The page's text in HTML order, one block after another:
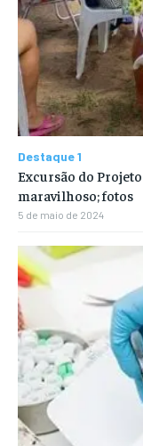
Destaque 1
Excursão do
maravilhoso; fotos
5 de maio de 2024